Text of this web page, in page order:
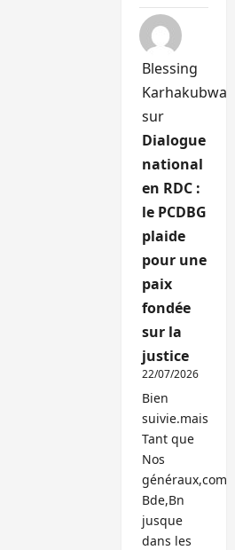
Blessing
Karhakubwa
sur
Dialogue
national
en RDC :
le PCDBG
plaide
pour une
paix
fondée
sur la
justice
22/07/2026
Bien
suivie.mais
Tant que
Nos
généraux,com
Bde,Bn
jusque
dans les